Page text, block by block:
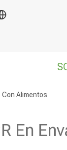
Con Alimentos
En